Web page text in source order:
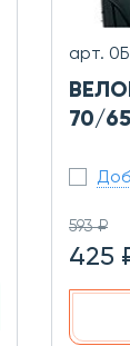
арт.
70/
593 ₽
425